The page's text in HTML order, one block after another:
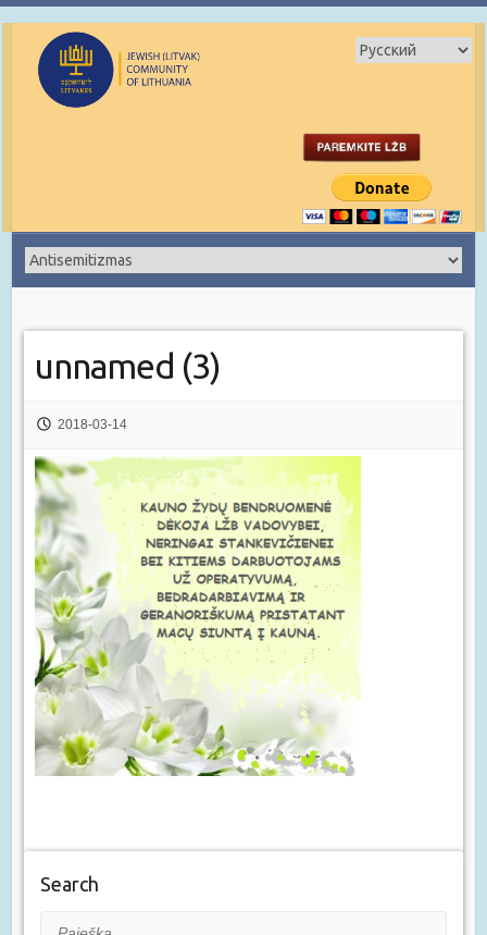
unnamed (3)
2018-03-14
Search
Paieška